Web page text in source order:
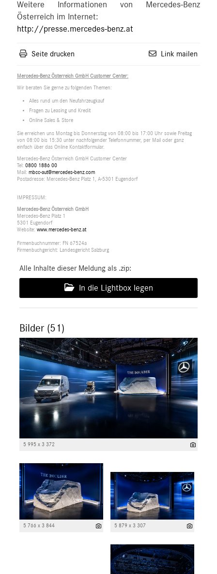
Weitere Informationen von Mercedes-Benz
Österreich im Internet:
http://presse.mercedes-benz.at
Seite drucken Link mailen
Mercedes-Benz Österreich GmbH Customer Center:
Wir beraten Sie gerne zu folgenden Themen:
Alles rund um den Neufahrzeugkauf
Fragen zu Leasing und Kredit
Online Sales & Store
Sie erreichen uns Montag bis Donnerstag von 08:00 bis 17:00 Uhr sowie Freitag
von 08:00 bis 15:30 unter nachfolgender Telefonnummer, per Mail oder ganz
einfach über das Online Kontaktformular.
Mercedes-Benz Österreich GmbH Customer Center
Tel: 0800 1886 00
Mail: mbcc-aut@mercedes-benz.com
Postadresse: Mercedes-Benz Platz 1, A-5301 Eugendorf
IMPRESSUM:
Mercedes-Benz Österreich GmbH
Mercedes-Benz Platz 1
5301 Eugendorf
Website: www.mercedes-benz.at
Firmenbuchnummer: FN 67524a
Firmenbuchgericht: Landesgericht Salzburg
Alle Inhalte dieser Meldung als .zip:
In die Lightbox legen
Bilder (51)
5 995 x 3 372
5 766 x 3 844 5 879 x 3 307